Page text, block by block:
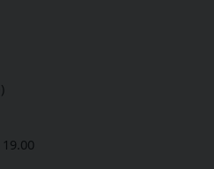
19.00